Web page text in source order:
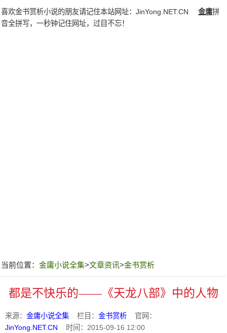
喜欢金书赏析小说的朋友请记住本站网址： JinYong.NET.CN 金庸拼
音全拼写，一秒钟记住网址，过目不忘！
当前位置： 金庸小说全集>文章资讯>金书赏析
都是不快乐的——《天龙八部》中的人物
来源： 金庸小说全集 栏目： 金书赏析 官网：
JinYong.NET.CN 时间：2015-09-16 12:00